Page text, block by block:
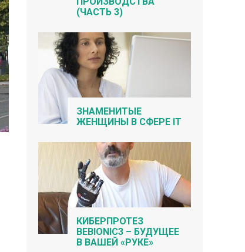
(ЧАСТЬ 3)
ЗНАМЕНИТЫЕ
ЖЕНЩИНЫ В СФЕРЕ IT
КИБЕРПРОТЕЗ
BEBIONIC3 – БУДУЩЕЕ
В ВАШЕЙ «РУКЕ»